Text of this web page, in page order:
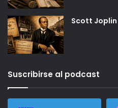
Scott Joplin
Suscribirse al podcast